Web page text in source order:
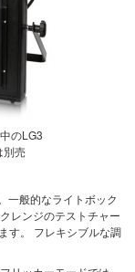
のLG3
別売
一般的なライトボック
レンジのテストチャー
す。 フレキシブルな調